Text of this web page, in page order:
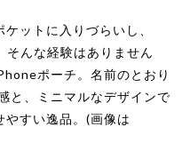
ットに入りづらいし、
そんな経験はありません
ポーチ。名前のとおり
と、ミニマルなデザインで
やすい逸品。(画像は